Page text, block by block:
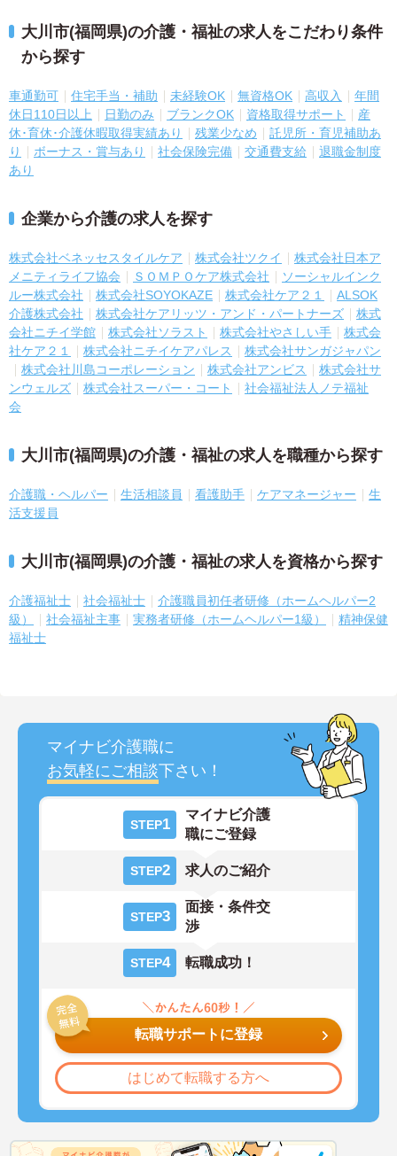
大川市(福岡県)の介護・福祉の求人をこだわり条件
から探す
車通勤可 住宅手当・補助 未経験OK 無資格OK 高収入
年間
休日110日以上
日勤のみ ブランクOK 資格取得サポート
産
休･育休･介護休暇取得実績あり
残業少なめ
託児所・育児補助あ
り
ボーナス・賞与あり 社会保険完備 交通費支給
退職金制度
あり
企業から介護の求人を探す
株式会社ベネッセスタイルケア 株式会社ツクイ
株式会社日本ア
メニティライフ協会
ＳＯＭＰＯケア株式会社
ソーシャルインク
ルー株式会社
株式会社SOYOKAZE 株式会社ケア２１
ALSOK
介護株式会社
株式会社ケアリッツ・アンド・パートナーズ
株式
会社ニチイ学館
株式会社ソラスト 株式会社やさしい手
株式会
社ケア２１
株式会社ニチイケアパレス
株式会社サンガジャパン
株式会社川島コーポレーション
株式会社アンビス
株式会社サ
ンウェルズ
株式会社スーパー・コート
社会福祉法人ノテ福祉
会
大川市(福岡県)の介護・福祉の求人を職種から探す
介護職・ヘルパー 生活相談員 看護助手 ケアマネージャー
生
活支援員
大川市(福岡県)の介護・福祉の求人を資格から探す
介護福祉士 社会福祉士
介護職員初任者研修（ホームヘルパー2
級）
社会福祉主事 実務者研修（ホームヘルパー1級）
精神保健
福祉士
マイナビ介護職に
お気軽にご相談下さい！
STEP1
マイナビ介護
職にご登録
STEP2 求人のご紹介
STEP3
面接・条件交
渉
STEP4 転職成功！
転職サポートに登録
はじめて転職する方へ